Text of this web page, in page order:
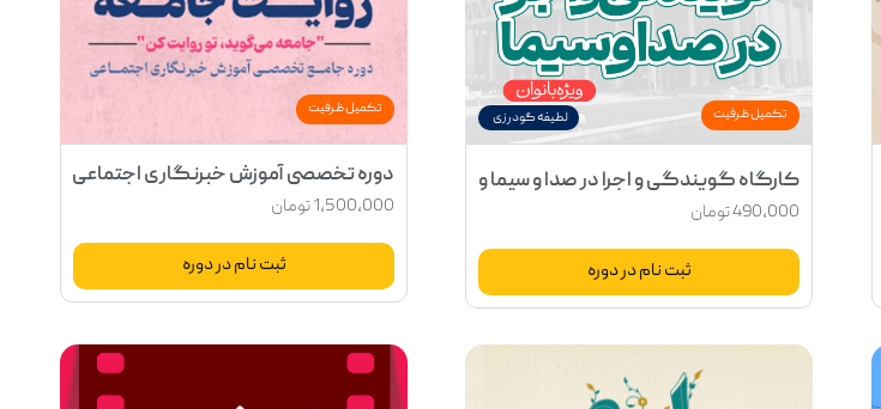
لطیفه گودرزی تکمیل ظرفیت
کارگاه گویندگی و اجرا در صدا و سیما ویژه بانوان
490,000تومان
ثبت نام در دوره
تکمیل ظرفیت
دوره تخصصی آموزش خبرنگاری اجتماعی
1,500,000تومان
ثبت نام در دوره